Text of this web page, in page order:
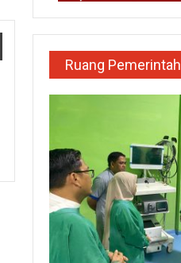
Ruang Pemerintah